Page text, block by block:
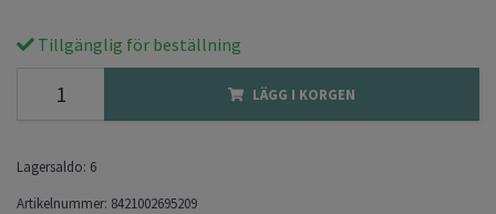
Tillgänglig för beställning
LÄGG I KORGEN
Lagersaldo: 6
Artikelnummer: 8421002695209